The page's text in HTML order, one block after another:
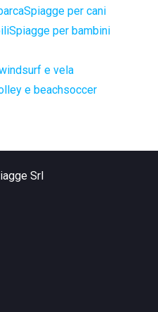
Spiagge per cani
Spiagge per bambini
e vela
e beachsoccer
Srl